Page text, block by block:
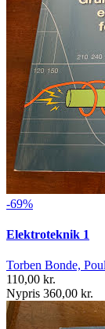
-69%
Elektroteknik 1
Torben Bonde,
110,00 kr.
Nypris 360,00 kr.